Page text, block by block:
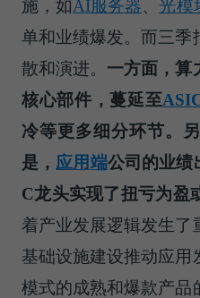
施，如AI服务器、 光模
单和业绩爆发。而三季
散和演进。 一方面，算
核心部件，蔓延至
冷等更多细分环节。
是， 应用端公司的业绩
C龙头实现了扭亏为盈
着产业发展逻辑发生了
基础设施建设推动应用
模式的成熟和爆款产品